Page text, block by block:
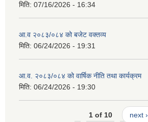
मिति: 07/16/2026 - 16:34
आ.व २०८३/०८४ को बजेट वक्तव्य
मिति: 06/24/2026 - 19:31
आ.व. २०८३/०८४ को वार्षिक नीति तथा कार्यक्रम
मिति: 06/24/2026 - 19:30
1 of 10 next ›